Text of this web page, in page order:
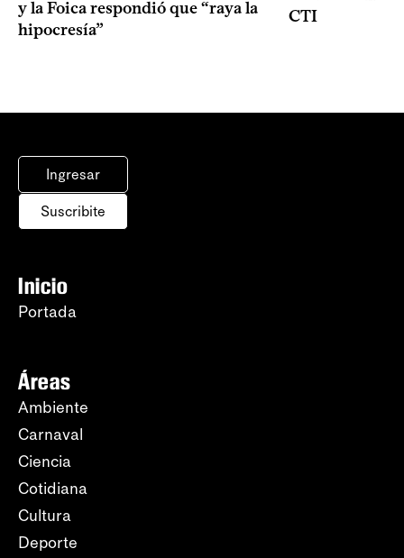
y la Foica respondió que “raya la
hipocresía”
CTI
Ingresar
Suscribite
Inicio
Portada
Áreas
Ambiente
Carnaval
Ciencia
Cotidiana
Cultura
Deporte